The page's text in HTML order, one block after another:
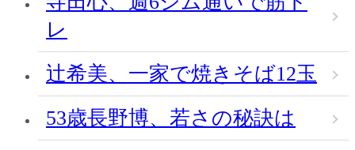
レ
辻希美、一家で焼きそば12玉
53歳長野博、若さの秘訣は